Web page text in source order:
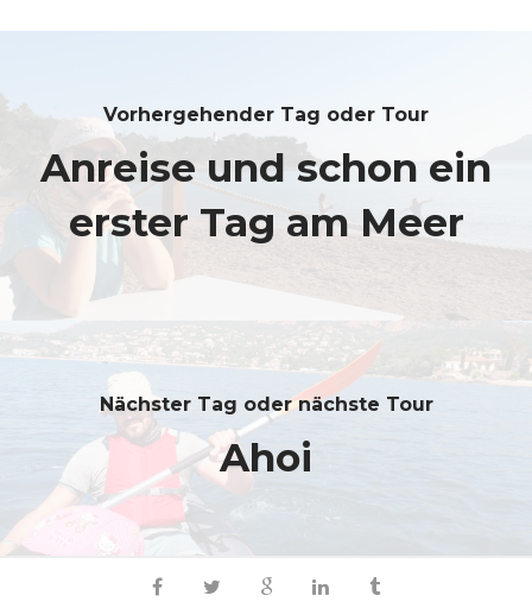
Vorhergehender Tag oder Tour
Anreise und schon ein
erster Tag am Meer
Nächster Tag oder nächste Tour
Ahoi